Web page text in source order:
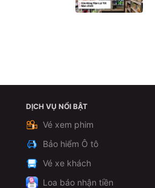
Xem chi tiếtDỊCH VỤ NỔI BẬT
Vé xem phim
Bảo hiểm Ô tô
Vé xe khách
Loa báo nhận tiền